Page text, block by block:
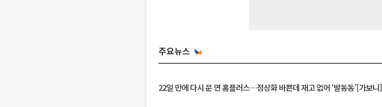
주요뉴스
22일 만에 다시 문 연 홈플러스…정상화 바쁜데 재고 없어 ‘발동동’[가보니]